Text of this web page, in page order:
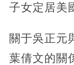
子女定居美
關于吳正元
葉倩文的關